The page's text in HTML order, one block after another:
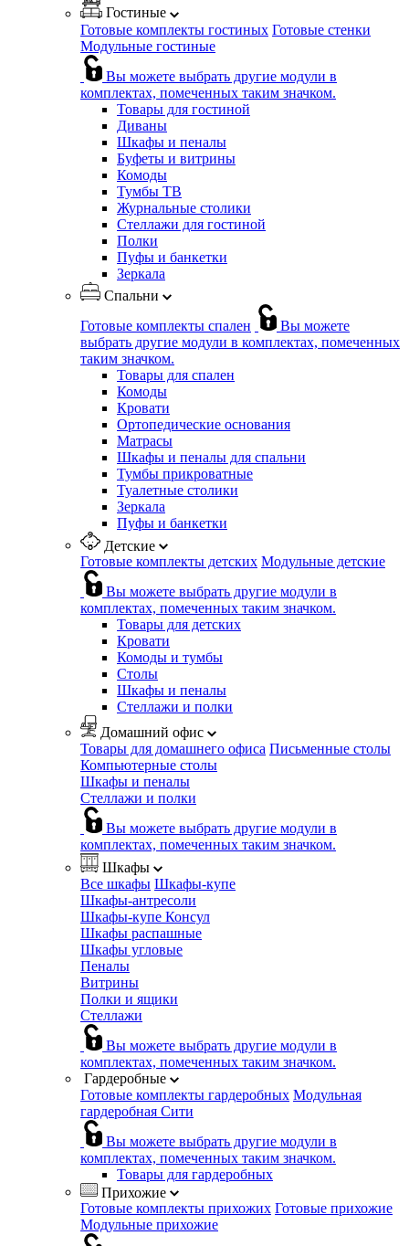
Гостиные
Готовые комплекты гостиных Готовые стенки
Модульные гостиные
Вы можете выбрать другие модули в
комплектах, помеченных таким значком.
Товары для гостиной
Диваны
Шкафы и пеналы
Буфеты и витрины
Комоды
Тумбы ТВ
Журнальные столики
Стеллажи для гостиной
Полки
Пуфы и банкетки
Зеркала
Спальни
Готовые комплекты спален
Вы можете
выбрать другие модули в комплектах, помеченных
таким значком.
Товары для спален
Комоды
Кровати
Ортопедические основания
Матрасы
Шкафы и пеналы для спальни
Тумбы прикроватные
Туалетные столики
Зеркала
Пуфы и банкетки
Детские
Готовые комплекты детских Модульные детские
Вы можете выбрать другие модули в
комплектах, помеченных таким значком.
Товары для детских
Кровати
Комоды и тумбы
Столы
Шкафы и пеналы
Стеллажи и полки
Домашний офис
Товары для домашнего офиса Письменные столы
Компьютерные столы
Шкафы и пеналы
Стеллажи и полки
Вы можете выбрать другие модули в
комплектах, помеченных таким значком.
Шкафы
Все шкафы Шкафы-купе
Шкафы-антресоли
Шкафы-купе Консул
Шкафы распашные
Шкафы угловые
Пеналы
Витрины
Полки и ящики
Стеллажи
Вы можете выбрать другие модули в
комплектах, помеченных таким значком.
Гардеробные
Готовые комплекты гардеробных Модульная
гардеробная Сити
Вы можете выбрать другие модули в
комплектах, помеченных таким значком.
Товары для гардеробных
Прихожие
Готовые комплекты прихожих Готовые прихожие
Модульные прихожие